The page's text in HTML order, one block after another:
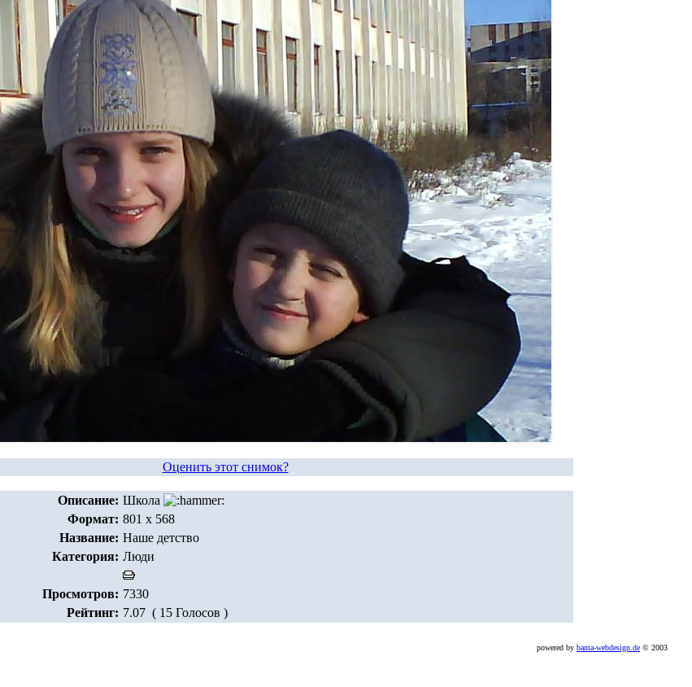
Оценить этот снимок?
Описание: Школа
Формат: 801 x 568
Название: Наше детство
Категория: Люди
Просмотров: 7330
Рейтинг: 7.07 ( 15 Голосов )
powered by bama-webdesign.de © 2003